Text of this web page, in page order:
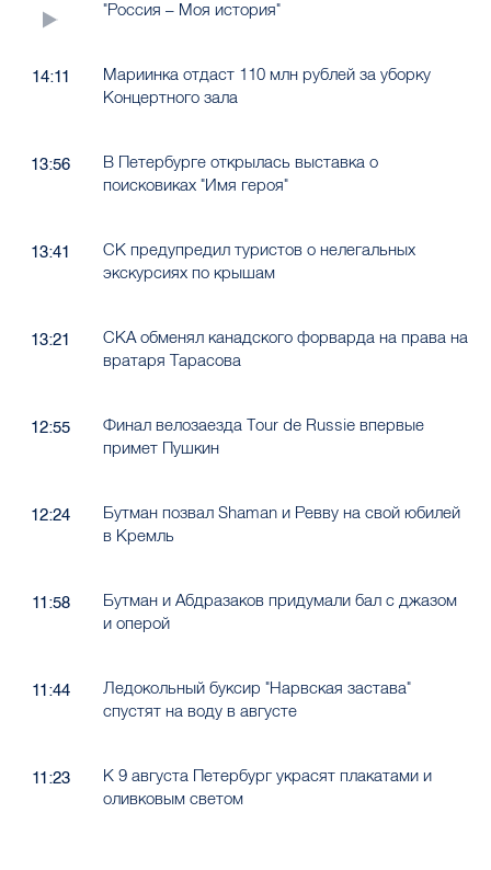
"Россия – Моя история"
14:11
Мариинка отдаст 110 млн рублей за уборку
Концертного зала
13:56
В Петербурге открылась выставка о
поисковиках "Имя героя"
13:41
СК предупредил туристов о нелегальных
экскурсиях по крышам
13:21
СКА обменял канадского форварда на права на
вратаря Тарасова
12:55
Финал велозаезда Tour de Russie впервые
примет Пушкин
12:24
Бутман позвал Shaman и Ревву на свой юбилей
в Кремль
11:58
Бутман и Абдразаков придумали бал с джазом
и оперой
11:44
Ледокольный буксир "Нарвская застава"
спустят на воду в августе
11:23
К 9 августа Петербург украсят плакатами и
оливковым светом